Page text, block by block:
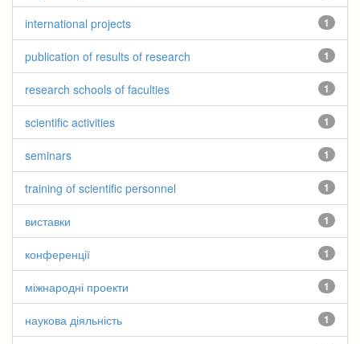
1
international projects
1
publication of results of research
1
research schools of faculties
1
scientific activities
1
seminars
1
training of scientific personnel
1
виставки
1
конференції
1
міжнародні проекти
1
наукова діяльність